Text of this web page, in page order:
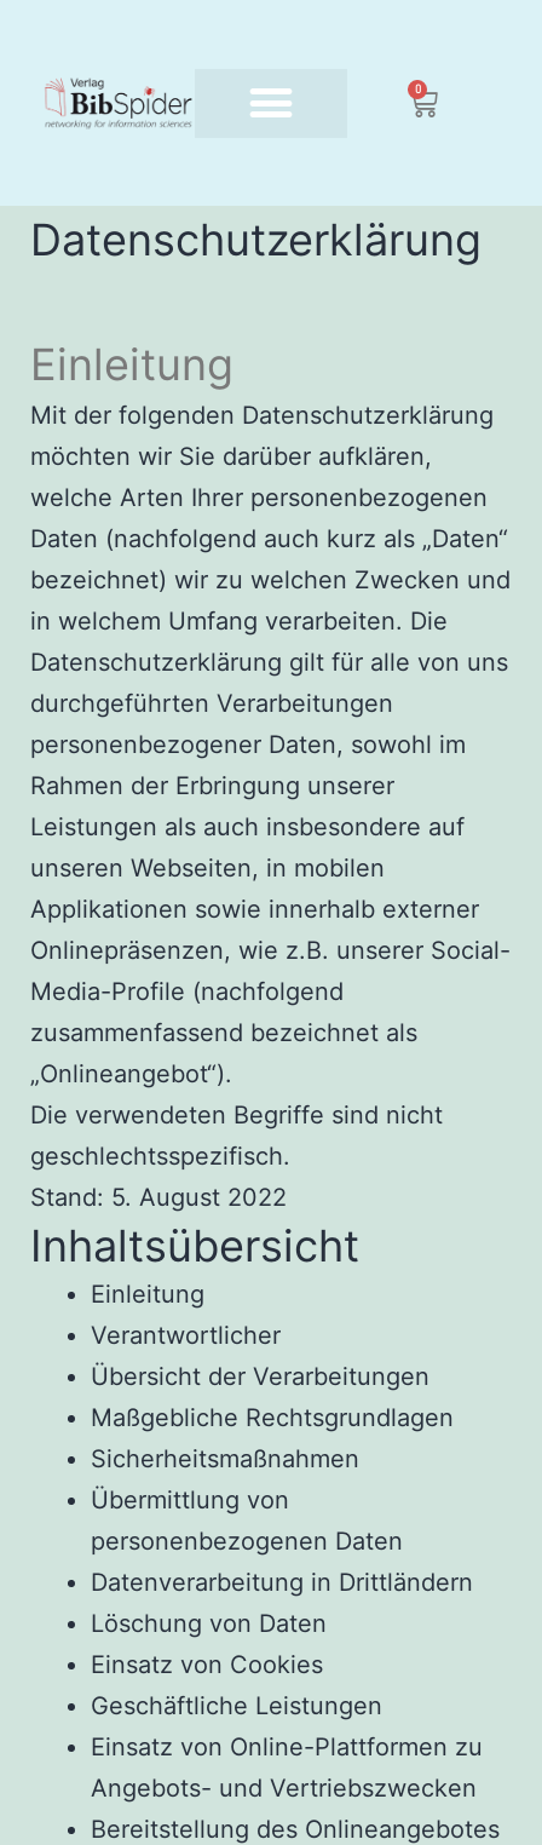
0
Datenschutzerklärung
Einleitung
Mit der folgenden Datenschutzerklärung
möchten wir Sie darüber aufklären,
welche Arten Ihrer personenbezogenen
Daten (nachfolgend auch kurz als „Daten“
bezeichnet) wir zu welchen Zwecken und
in welchem Umfang verarbeiten. Die
Datenschutzerklärung gilt für alle von uns
durchgeführten Verarbeitungen
personenbezogener Daten, sowohl im
Rahmen der Erbringung unserer
Leistungen als auch insbesondere auf
unseren Webseiten, in mobilen
Applikationen sowie innerhalb externer
Onlinepräsenzen, wie z.B. unserer Social-
Media-Profile (nachfolgend
zusammenfassend bezeichnet als
„Onlineangebot“).
Die verwendeten Begriffe sind nicht
geschlechtsspezifisch.
Stand: 5. August 2022
Inhaltsübersicht
Einleitung
Verantwortlicher
Übersicht der Verarbeitungen
Maßgebliche Rechtsgrundlagen
Sicherheitsmaßnahmen
Übermittlung von
personenbezogenen Daten
Datenverarbeitung in Drittländern
Löschung von Daten
Einsatz von Cookies
Geschäftliche Leistungen
Einsatz von Online-Plattformen zu
Angebots- und Vertriebszwecken
Bereitstellung des Onlineangebotes